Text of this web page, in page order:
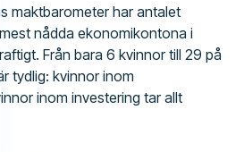
maktbarometer har antalet
nådda ekonomikontona i
Från bara 6 kvinnor till 29 på
tydlig: kvinnor inom
inom investering tar allt